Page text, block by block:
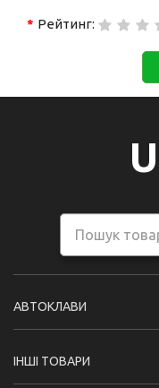
Рейтинг:
АВТОКЛАВИ
ІНШІ ТОВАРИ